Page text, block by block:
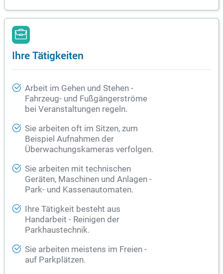
Ihre Tätigkeiten
Arbeit im Gehen und Stehen -
Fahrzeug- und Fußgängerströme
bei Veranstaltungen regeln.
Sie arbeiten oft im Sitzen, zum
Beispiel Aufnahmen der
Überwachungskameras verfolgen.
Sie arbeiten mit technischen
Geräten, Maschinen und Anlagen -
Park- und Kassenautomaten.
Ihre Tätigkeit besteht aus
Handarbeit - Reinigen der
Parkhaustechnik.
Sie arbeiten meistens im Freien -
auf Parkplätzen.